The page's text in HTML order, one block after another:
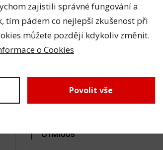
OTM1005
zajistili správné fungování a
tím pádem co nejlepší zkušenost při
můžete později kdykoliv změnit.
o Cookies
Povolit vše